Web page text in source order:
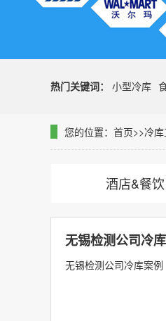
热门关键词： 小型冷库
您的位置： 首页>>冷
酒店&餐饮
无锡检测公司冷
无锡检测公司冷库案例